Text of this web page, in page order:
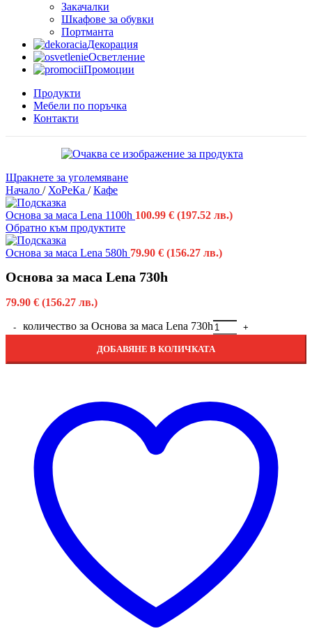
Закачалки
Шкафове за обувки
Портманта
Декорация
Осветление
Промоции
Продукти
Мебели по поръчка
Контакти
Щракнете за уголемяване
Начало / ХоРеКа / Кафе
Основа за маса Lena 1100h 100.99 € (197.52 лв.)
Обратно към продуктите
Основа за маса Lena 580h 79.90 € (156.27 лв.)
Основа за маса Lena 730h
79.90 € (156.27 лв.)
количество за Основа за маса Lena 730h
ДОБАВЯНЕ В КОЛИЧКАТА